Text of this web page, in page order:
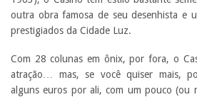
outra obra famosa de seu desenhista e
prestigiados da Cidade Luz.
Com 28 colunas em ônix, por fora, o
atração… mas, se você quiser mais,
alguns euros por ali, com um pouco (ou